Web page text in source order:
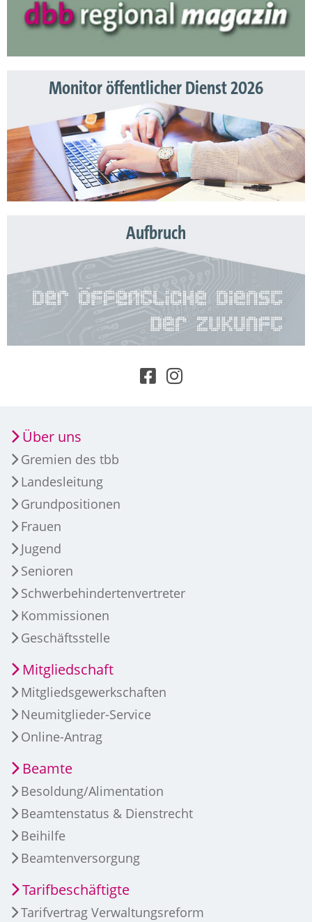
Monitor öffentlicher Dienst 2026
Aufbruch
Über uns
Gremien des tbb
Landesleitung
Grundpositionen
Frauen
Jugend
Senioren
Schwerbehindertenvertreter
Kommissionen
Geschäftsstelle
Mitgliedschaft
Mitgliedsgewerkschaften
Neumitglieder-Service
Online-Antrag
Beamte
Besoldung/Alimentation
Beamtenstatus & Dienstrecht
Beihilfe
Beamtenversorgung
Tarifbeschäftigte
Tarifvertrag Verwaltungsreform